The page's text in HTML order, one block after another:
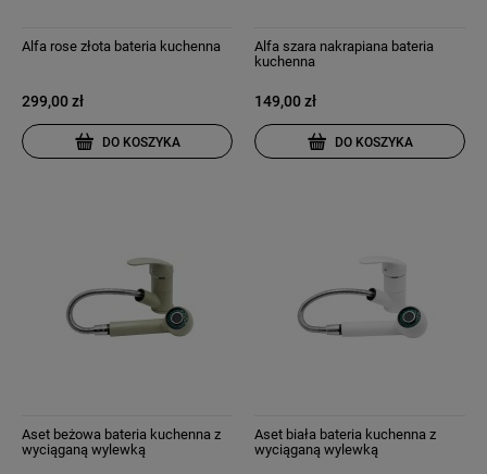
Alfa rose złota bateria kuchenna
299,00 zł
DO KOSZYKA
Alfa szara nakrapiana bateria
kuchenna
149,00 zł
DO KOSZYKA
Aset beżowa bateria kuchenna z
wyciąganą wylewką
Aset biała bateria kuchenna z
wyciąganą wylewką